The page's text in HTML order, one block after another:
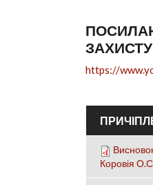
ЗАХИСТУ
https://
Коровія